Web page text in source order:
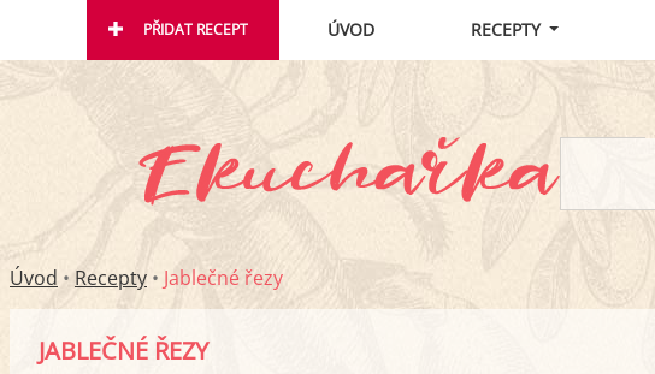
PŘIDAT RECEPT ÚVOD RECEPTY
Úvod • Recepty • Jablečné řezy
JABLEČNÉ ŘEZY